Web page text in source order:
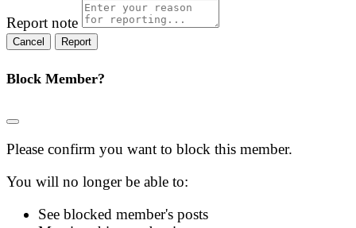
Report note
Report
Block Member?
Please confirm you want to block this member.
You will no longer be able to:
See blocked member's posts